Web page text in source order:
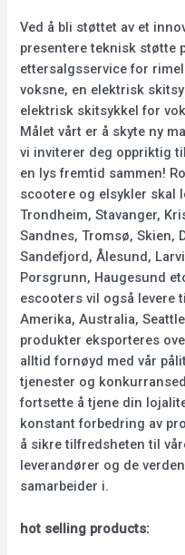
Ved å bli støttet av et
presentere teknisk støtte
ettersalgsservice for
voksne, en elektrisk
elektrisk skitsykkel for
Målet vårt er å skyte ny
vi inviterer deg oppriktig
en lys fremtid sammen!
scootere og elsykler skal
Trondheim, Stavanger,
Sandnes, Tromsø, Skien,
Sandefjord, Ålesund,
Porsgrunn, Haugesund
escooters vil også levere
Amerika, Australia,
produkter eksporteres
alltid fornøyd med vår
tjenester og
fortsette å tjene din
konstant forbedring av
å sikre tilfredsheten til
leverandører og de
samarbeider i.
hot selling products: